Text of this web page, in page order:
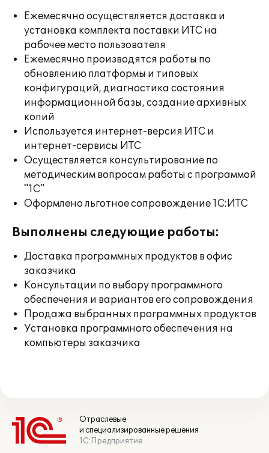
Ежемесячно осуществляется доставка и
установка комплекта поставки ИТС на
рабочее место пользователя
Ежемесячно производятся работы по
обновлению платформы и типовых
конфигураций, диагностика состояния
информационной базы, создание архивных
копий
Используется интернет-версия ИТС и
интернет-сервисы ИТС
Осуществляется консультирование по
методическим вопросам работы с программой
"1С"
Оформлено льготное сопровождение 1С:ИТС
Выполнены следующие работы:
Доставка программных продуктов в офис
заказчика
Консультации по выбору программного
обеспечения и вариантов его сопровождения
Продажа выбранных программных продуктов
Установка программного обеспечения на
компьютеры заказчика
Отраслевые
и специализированные решения
1С:Предприятие